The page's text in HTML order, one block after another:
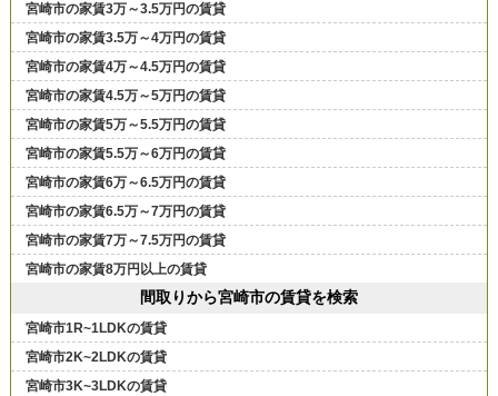
宮崎市の家賃3万～3.5万円の賃貸
宮崎市の家賃3.5万～4万円の賃貸
宮崎市の家賃4万～4.5万円の賃貸
宮崎市の家賃4.5万～5万円の賃貸
宮崎市の家賃5万～5.5万円の賃貸
宮崎市の家賃5.5万～6万円の賃貸
宮崎市の家賃6万～6.5万円の賃貸
宮崎市の家賃6.5万～7万円の賃貸
宮崎市の家賃7万～7.5万円の賃貸
宮崎市の家賃8万円以上の賃貸
間取りから宮崎市の賃貸を検索
宮崎市1R~1LDKの賃貸
宮崎市2K~2LDKの賃貸
宮崎市3K~3LDKの賃貸